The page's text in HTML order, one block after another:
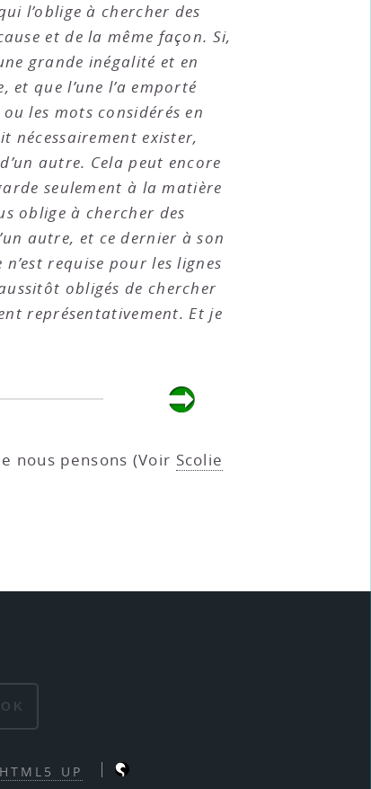
l’oblige à chercher des
et de la même façon. Si,
grande inégalité et en
que l’une l’a emporté
les mots considérés en
nécessairement exister,
autre. Cela peut encore
seulement à la matière
oblige à chercher des
autre, et ce dernier à son
requise pour les lignes
obligés de chercher
représentativement. Et je
nous pensons (Voir Scolie
OK
HTML5 UP